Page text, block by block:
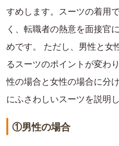
すめします。スーツの着用
く、転職者の熱意を面接官
めです。 ただし、男性と女
るスーツのポイントが変わ
性の場合と女性の場合に分
にふさわしいスーツを説明し
①男性の場合